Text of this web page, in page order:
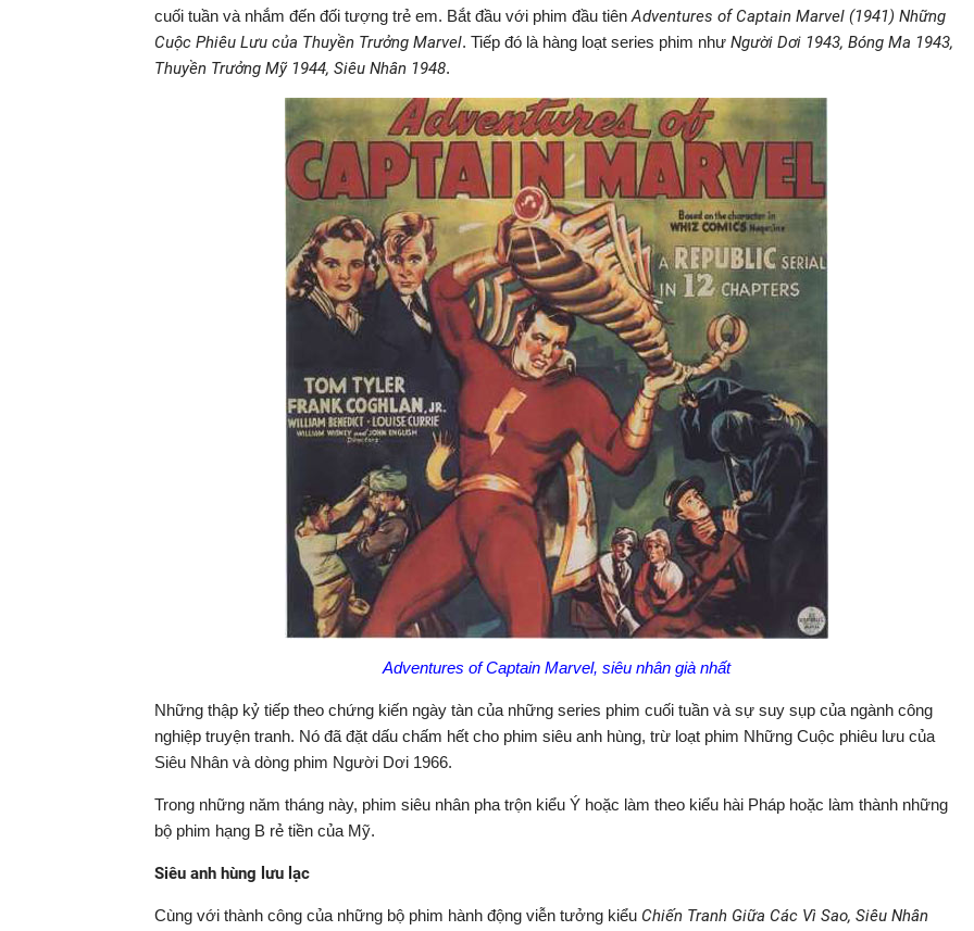
cuối tuần và nhắm đến đối tượng trẻ em. Bắt đầu với phim đầu tiên Adventures of Captain Marvel (1941) Những
Cuộc Phiêu Lưu của Thuyền Trưởng Marvel. Tiếp đó là hàng loạt series phim như Người Dơi 1943, Bóng Ma 1943,
Thuyền Trưởng Mỹ 1944, Siêu Nhân 1948.
Adventures of Captain Marvel, siêu nhân già nhất
Những thập kỷ tiếp theo chứng kiến ngày tàn của những series phim cuối tuần và sự suy sụp của ngành công
nghiệp truyện tranh. Nó đã đặt dấu chấm hết cho phim siêu anh hùng, trừ loạt phim Những Cuộc phiêu lưu của
Siêu Nhân và dòng phim Người Dơi 1966.
Trong những năm tháng này, phim siêu nhân pha trộn kiểu Ý hoặc làm theo kiểu hài Pháp hoặc làm thành những
bộ phim hạng B rẻ tiền của Mỹ.
Siêu anh hùng lưu lạc
Cùng với thành công của những bộ phim hành động viễn tưởng kiểu Chiến Tranh Giữa Các Vì Sao, Siêu Nhân